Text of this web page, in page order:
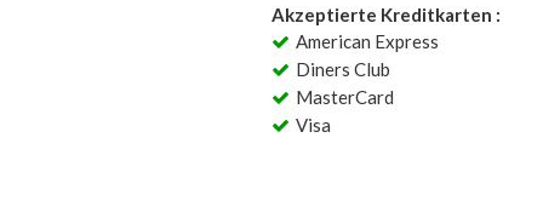
Akzeptierte Kreditkarten :
American Express
Diners Club
MasterCard
Visa